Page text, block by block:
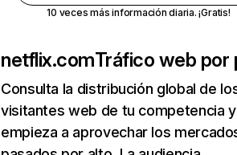
10 veces más información diaria. ¡Gratis!
netflix.comTráfico web por
Consulta la distribución global de
visitantes web de tu competencia y
empieza a aprovechar los